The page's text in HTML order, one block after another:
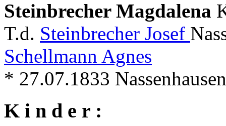
Steinbrecher Magdalena
T.d. Steinbrecher Josef
Schellmann Agnes
* 27.07.1833
K i n d e r :